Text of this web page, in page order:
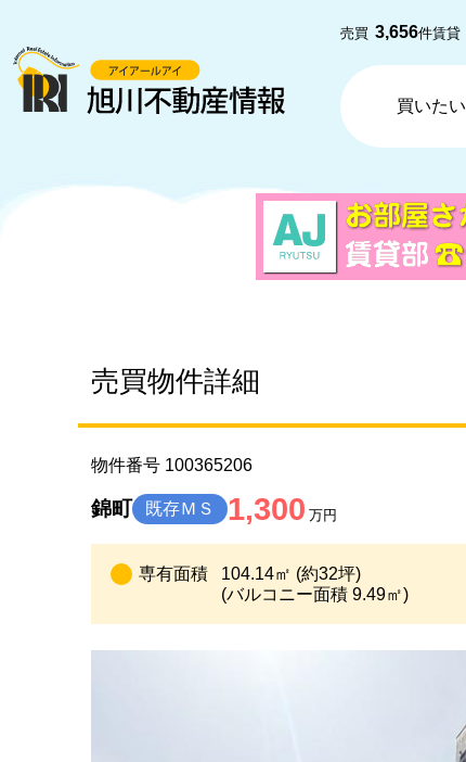
売買 3,656件賃貸
買いたい
売買物件詳細
物件番号 100365206
錦町 既存ＭＳ 1,300 万円
専有面積
104.14㎡ (約32坪)
(バルコニー面積 9.49㎡)